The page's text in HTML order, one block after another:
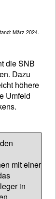
März 2024.
die SNB
Dazu
höhere
Umfeld
mit einer
in